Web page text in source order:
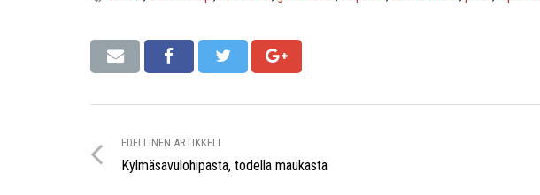
EDELLINEN ARTIKKELI
Kylmäsavulohipasta, todella maukasta